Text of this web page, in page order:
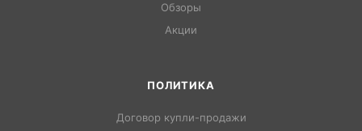
Обзоры
Акции
ПОЛИТИКА
Договор купли-продажи